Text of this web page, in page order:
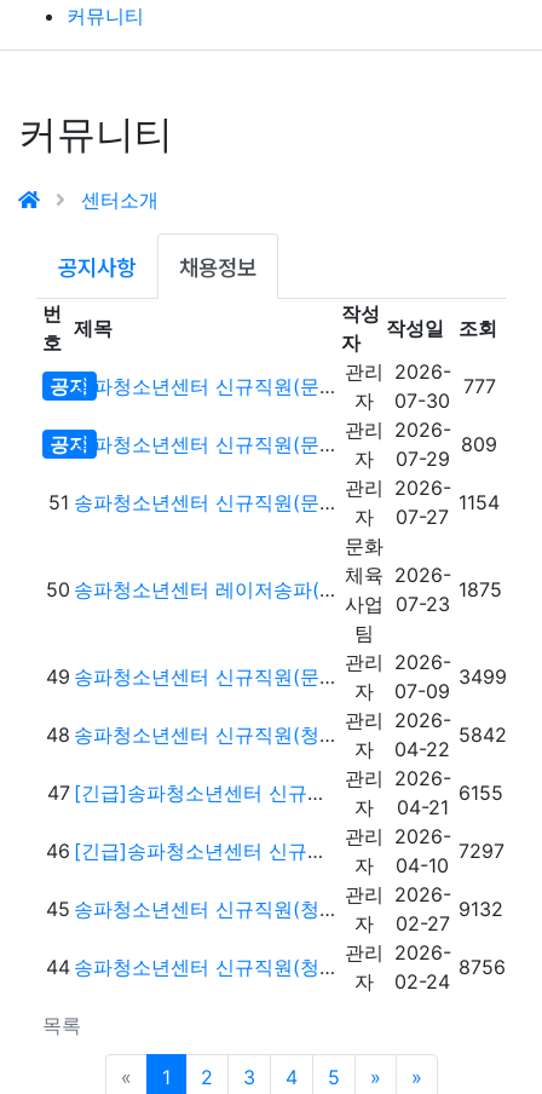
커뮤니티
커뮤니티
센터소개
공지사항 채용정보
목록
번
호
제목
작성
자
작성일 조회
공지 송파청소년센터 신규직원(문화체육팀 팀원) 채용 재공고
관리
자
2026-
07-30
777
공지 송파청소년센터 신규직원(문화체육팀) 최종 합격자 없음
관리
자
2026-
07-29
809
51 송파청소년센터 신규직원(문화체육팀) 1차 서류전형 합격자 공고
관리
자
2026-
07-27
1154
50 송파청소년센터 레이저송파(레이저서바이벌게임장) 단시간근로자 채용 공고
문화
체육
사업
팀
2026-
07-23
1875
49 송파청소년센터 신규직원(문화체육팀 팀원) 채용 공고
관리
자
2026-
07-09
3499
48 송파청소년센터 신규직원(청소년사업팀 팀원) 최종 합격자 공고
관리
자
2026-
04-22
5842
47 [긴급]송파청소년센터 신규직원(청소년사업팀 팀원) 모집 1차 서류전형 합격자 공고
관리
자
2026-
04-21
6155
46 [긴급]송파청소년센터 신규직원(청소년사업팀 팀원) 모집 공고
관리
자
2026-
04-10
7297
45 송파청소년센터 신규직원(청소년사업팀 팀원) 최종 합격자 공고
관리
자
2026-
02-27
9132
44 송파청소년센터 신규직원(청소년사업팀 팀원) 1차 서류전형 합격자 공고
관리
자
2026-
02-24
8756
« 이전5페이지
1 2 3 4 5 »다음5페이지
»맨끝 페이지